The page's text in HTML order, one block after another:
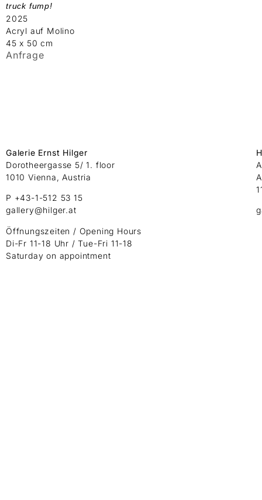
truck fump!
2025
Acryl auf Molino
45 x 50 cm
Anfrage
Galerie Ernst Hilger
Dorotheergasse 5/ 1. floor
1010 Vienna, Austria
P +43-1-512 53 15
gallery@hilger.at
Öffnungszeiten / Opening Hours
Di-Fr 11-18 Uhr / Tue-Fri 11-18
Saturday on appointment